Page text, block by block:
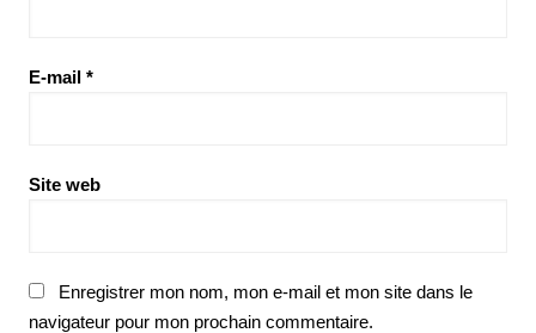
E-mail *
Site web
Enregistrer mon nom, mon e-mail et mon site dans le
navigateur pour mon prochain commentaire.